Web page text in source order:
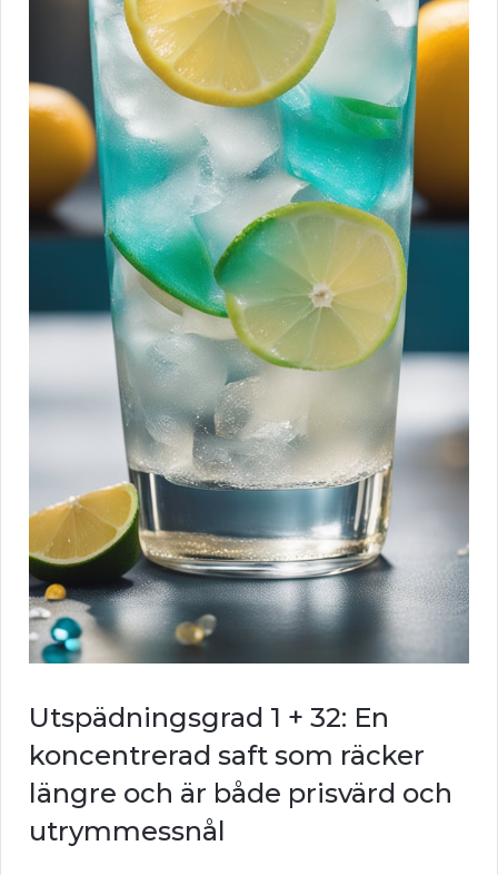
Utspädningsgrad 1 + 32: En
koncentrerad saft som räcker
längre och är både prisvärd och
utrymmessnål